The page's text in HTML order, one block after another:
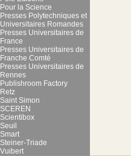
Pour la Science
Presses Polytechniques et
Universitaires Romandes
Presses Universitaires de
France
Presses Universitaires de
Franche Comté
Presses Universitaires de
Rennes
Publishroom Factory
Retz
Saint Simon
SCEREN
Scientibox
Seuil
Smart
Steiner-Triade
Vuibert